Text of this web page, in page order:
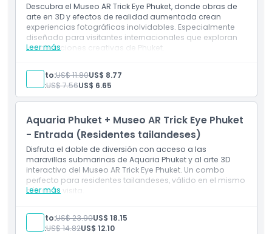
Política para Niños y Adultos
Horario de Apertura
Cosas a Saber
Ubicación
Política de Cancelación
Descubra el Museo AR Trick Eye Phuket, donde obras de
arte en 3D y efectos de realidad aumentada crean
experiencias fotográficas inolvidables. Especialmente
diseñado para visitantes internacionales que exploran
las atracciones creativas de Phuket.
Leer más
Descubra ilusiones en 3D y diversión con realidad
aumentada en el Museo Trick Eye Phuket.
Diseñado para visitantes internacionales.
Adulto:US$ 11.80US$ 8.77
Niño:US$ 7.56US$ 6.65
Aquaria Phuket + Museo AR Trick Eye Phuket
- Entrada (Residentes tailandeses)
Disfruta el doble de diversión con acceso a las
maravillas submarinas de Aquaria Phuket y al arte 3D
interactivo del Museo AR Trick Eye Phuket. Un combo
perfecto para residentes tailandeses, válido en el mismo
día de la visita.
Leer más
Visita Aquaria Phuket y el Museo Trick Eye en un día.
Oferta combo para residentes tailandeses.
Adulto:US$ 23.90US$ 18.15
Niño:US$ 14.82US$ 12.10